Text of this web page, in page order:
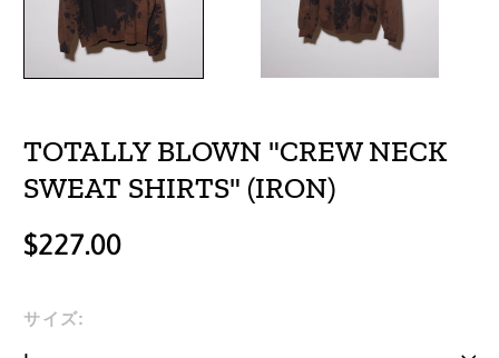
TOTALLY BLOWN "CREW NECK
SWEAT SHIRTS" (IRON)
Regular
$227.00
サイズ: